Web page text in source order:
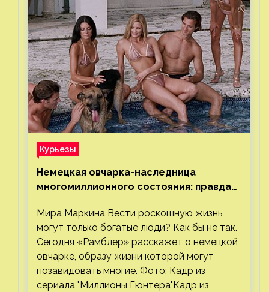
Курьезы
Немецкая овчарка-наследница
многомиллионного состояния: правда
Мира Маркина Вести роскошную жизнь
могут только богатые люди? Как бы не так.
Сегодня «Рамблер» расскажет о немецкой
овчарке, образу жизни которой могут
позавидовать многие. Фото: Кадр из
сериала "Миллионы Гюнтера"Кадр из